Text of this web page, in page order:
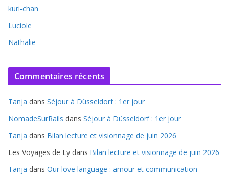
kuri-chan
Luciole
Nathalie
Commentaires récents
Tanja dans Séjour à Düsseldorf : 1er jour
NomadeSurRails dans Séjour à Düsseldorf : 1er jour
Tanja dans Bilan lecture et visionnage de juin 2026
Les Voyages de Ly dans Bilan lecture et visionnage de juin 2026
Tanja dans Our love language : amour et communication